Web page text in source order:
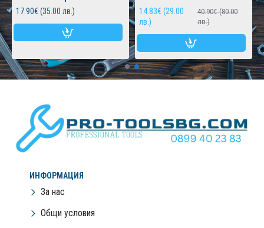
17.90€ (35.00 лв.)
14.83€ (29.00
лв.)
40.90€ (80.00
лв.)
ИНФОРМАЦИЯ
За нас
Общи условия